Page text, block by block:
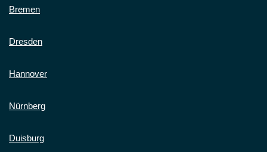
Bremen
Dresden
Hannover
Nürnberg
Duisburg